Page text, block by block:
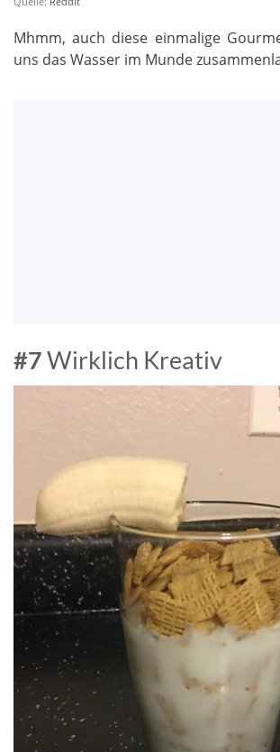
Mhmm, auch diese einmalige
uns das Wasser im Munde
#7Wirklich Kreativ